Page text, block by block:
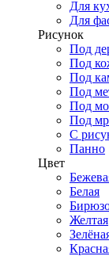
Для
Для
Рисунок
Под
Под
Под
Под
Под
Под
С
Панно
Цвет
Белая
Желтая